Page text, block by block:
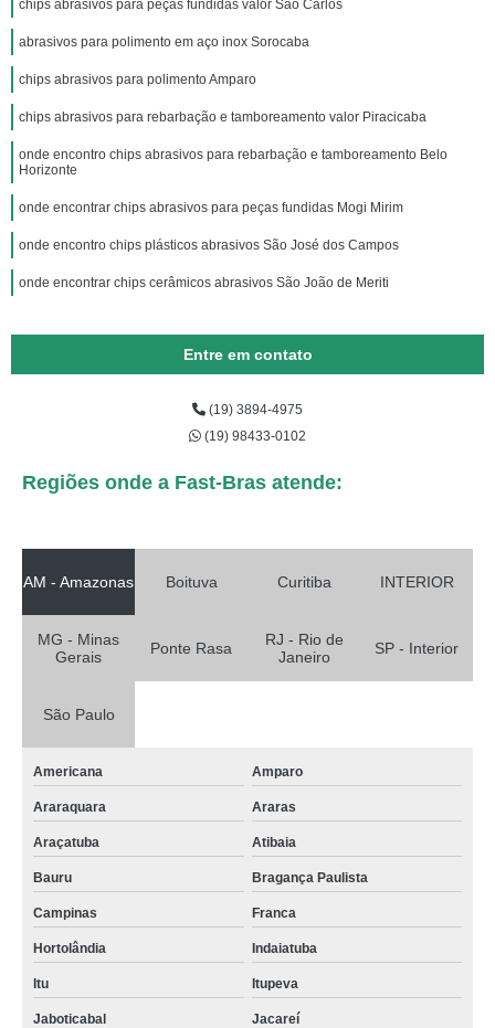
chips abrasivos para peças fundidas valor São Carlos
abrasivos para polimento em aço inox Sorocaba
chips abrasivos para polimento Amparo
chips abrasivos para rebarbação e tamboreamento valor Piracicaba
onde encontro chips abrasivos para rebarbação e tamboreamento Belo
Horizonte
onde encontrar chips abrasivos para peças fundidas Mogi Mirim
onde encontro chips plásticos abrasivos São José dos Campos
onde encontrar chips cerâmicos abrasivos São João de Meriti
Entre em contato
(19) 3894-4975
(19) 98433-0102
Regiões onde a Fast-Bras atende:
AM - Amazonas Boituva Curitiba INTERIOR
MG - Minas
Gerais
Ponte Rasa
RJ - Rio de
Janeiro
SP - Interior
São Paulo
Americana Amparo
Araraquara Araras
Araçatuba Atibaia
Bauru Bragança Paulista
Campinas Franca
Hortolândia Indaiatuba
Itu Itupeva
Jaboticabal Jacareí